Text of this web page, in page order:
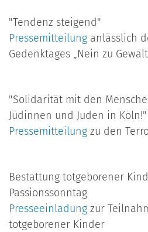
"Tendenz steigend"
Pressemitteilung anlässlich
Gedenktages „Nein zu
"Solidarität mit den
Jüdinnen und Juden in Köln!"
Pressemitteilung zu den
Bestattung totgeborener
Passionssonntag
Presseeinladung zur
totgeborener Kinder